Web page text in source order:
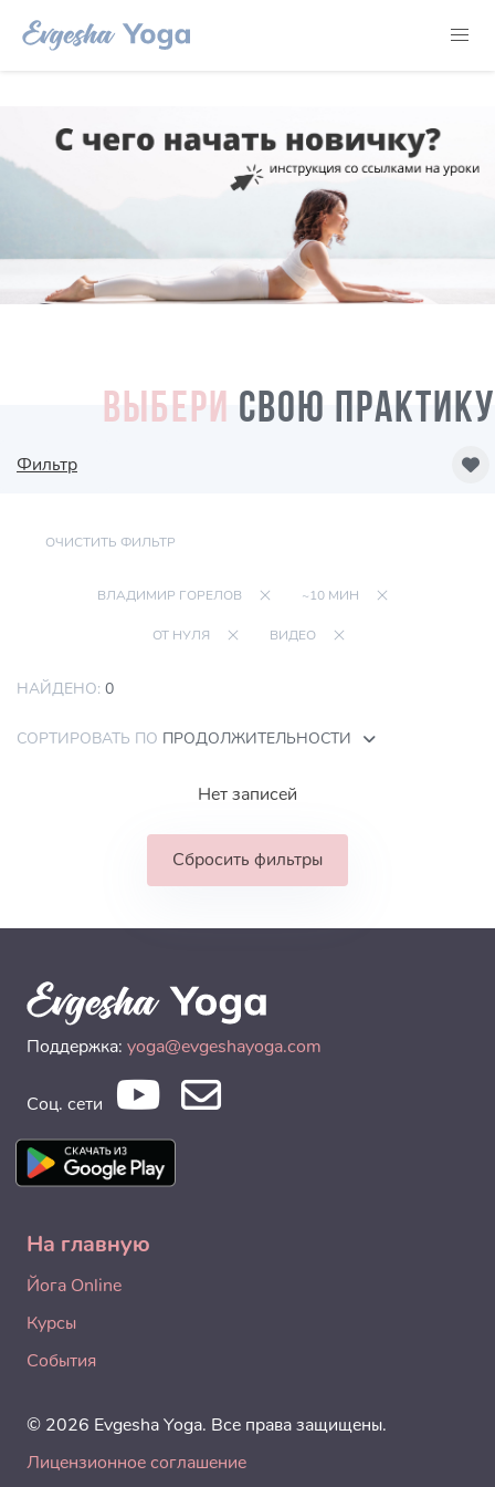
ВЫБЕРИ СВОЮ ПРАКТИКУ
Фильтр
ОЧИСТИТЬ ФИЛЬТР
ВЛАДИМИР ГОРЕЛОВ ~10 МИН
ОТ НУЛЯ ВИДЕО
НАЙДЕНО: 0
СОРТИРОВАТЬ ПО ПРОДОЛЖИТЕЛЬНОСТИ
Нет записей
Сбросить фильтры
Поддержка: yoga@evgeshayoga.com
Соц. сети
На главную
Йога Online
Курсы
События
© 2026 Evgesha Yoga. Все права защищены.
Лицензионное соглашение